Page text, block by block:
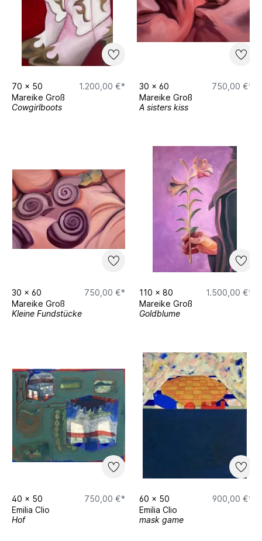
70 x 50
1.200,00 €*
Mareike Groß
Cowgirlboots
30 x 60
750,00 €*
Mareike Groß
A sisters kiss
30 x 60
750,00 €*
Mareike Groß
Kleine Fundstücke
110 x 80
1.500,00 €*
Mareike Groß
Goldblume
40 x 50
750,00 €*
Emilia Clio
Hof
60 x 50
900,00 €*
Emilia Clio
mask game